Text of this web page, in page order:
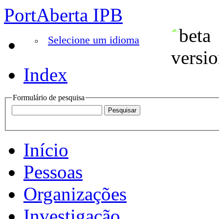
PortAberta IPB
Selecione um idioma
Index
Formulário de pesquisa
Início
Pessoas
Organizações